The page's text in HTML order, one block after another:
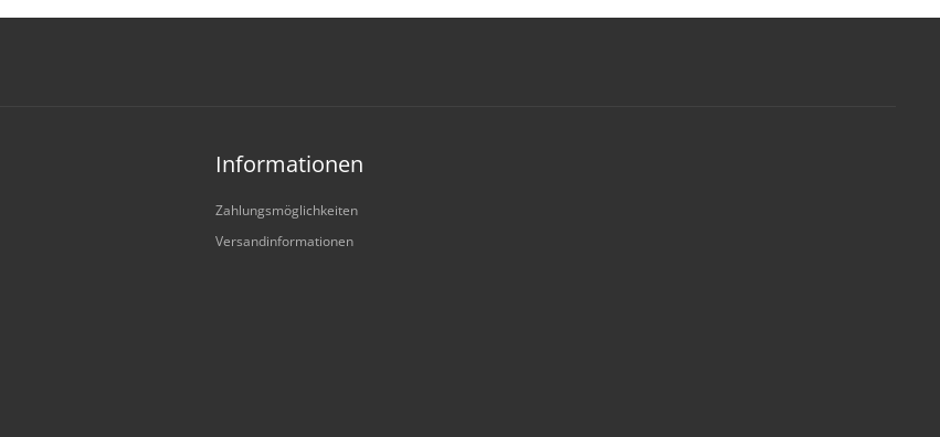
Informationen
Zahlungsmöglichkeiten
Versandinformationen